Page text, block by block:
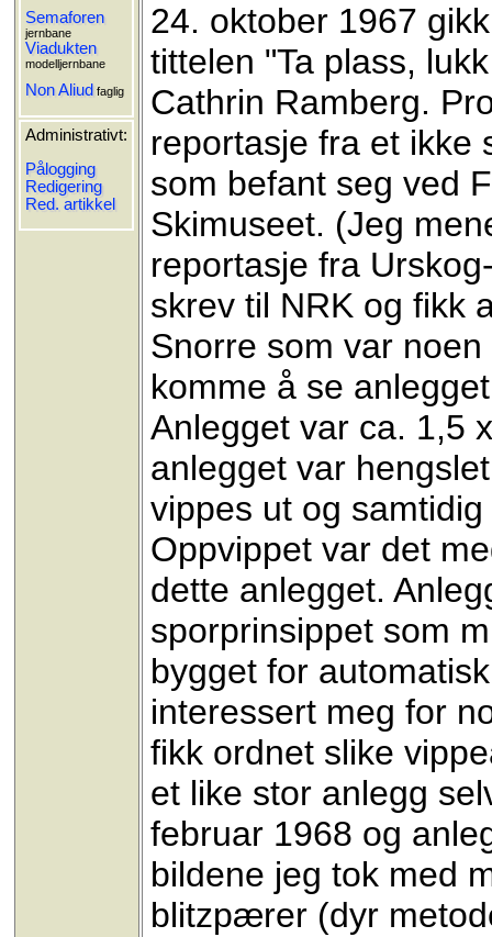
Semaforen
jernbane
Viadukten
modelljernbane
Non Aliud faglig
Administrativt:
Pålogging
Redigering
Red. artikkel
24. oktober 1967
tittelen "Ta plass,
Cathrin Ramberg.
reportasje fra et ikke
som befant seg ved
Skimuseet. (Jeg
reportasje fra
skrev til NRK og fikk
Snorre som var
komme å se
Anlegget var ca. 1,5
anlegget var
vippes ut og
Oppvippet var det
dette anlegget.
sporprinsippet som
bygget for
interessert meg for
fikk ordnet slike
et like stor anlegg
februar 1968 og
bildene jeg tok med
blitzpærer (dyr